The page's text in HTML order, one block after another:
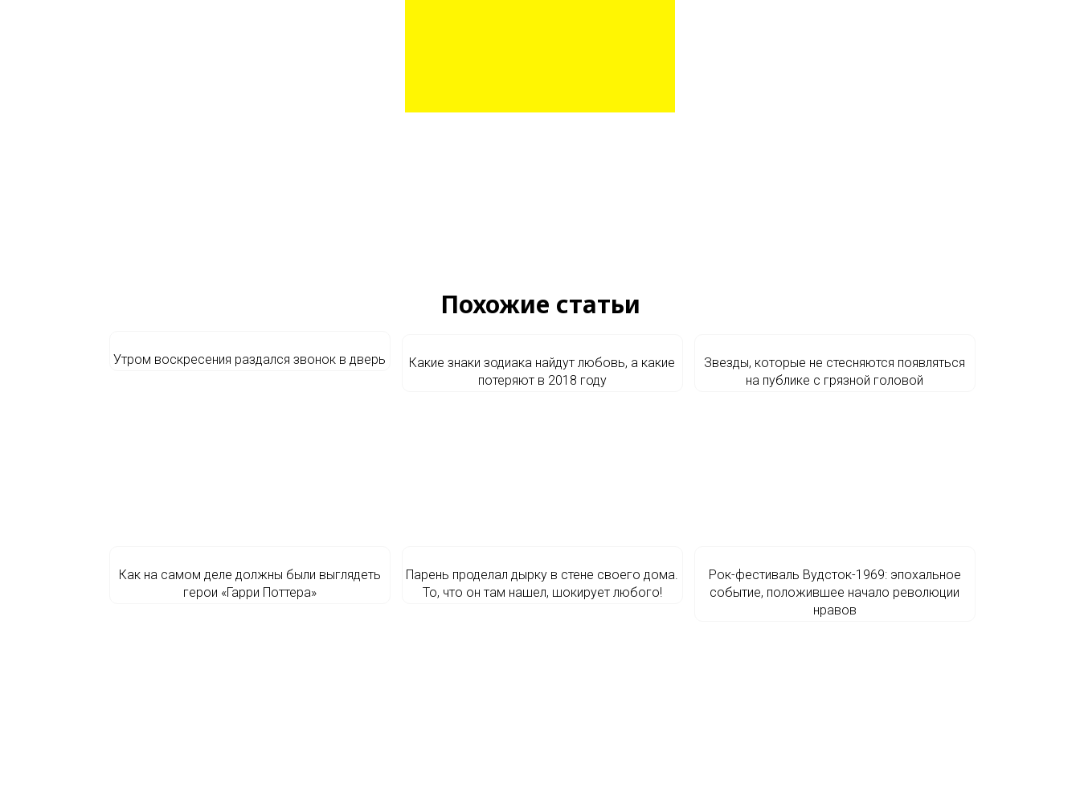
Похожие статьи
Утром воскресения раздался звонок в дверь
Какие знаки зодиака найдут любовь, а какие
потеряют в 2018 году
Звезды, которые не стесняются появляться
на публике с грязной головой
Как на самом деле должны были выглядеть
герои «Гарри Поттера»
Парень проделал дырку в стене своего дома.
То, что он там нашел, шокирует любого!
Рок-фестиваль Вудсток-1969: эпохальное
событие, положившее начало революции
нравов